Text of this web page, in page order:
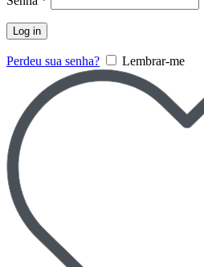
Log in
Perdeu sua senha? Lembrar-me